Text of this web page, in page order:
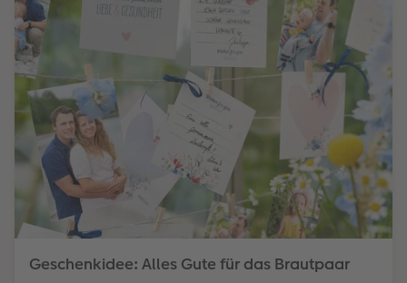
Geschenkidee: Alles Gute für das Brautpaar